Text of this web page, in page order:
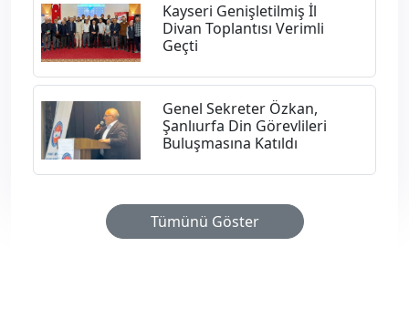
Kayseri Genişletilmiş İl
Divan Toplantısı Verimli
Geçti
Genel Sekreter Özkan,
Şanlıurfa Din Görevlileri
Buluşmasına Katıldı
Tümünü Göster